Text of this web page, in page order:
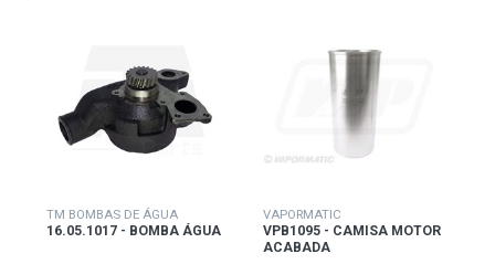
TM BOMBAS DE ÁGUA
16.05.1017 - BOMBA ÁGUA
VAPORMATIC
VPB1095 - CAMISA MOTOR
ACABADA